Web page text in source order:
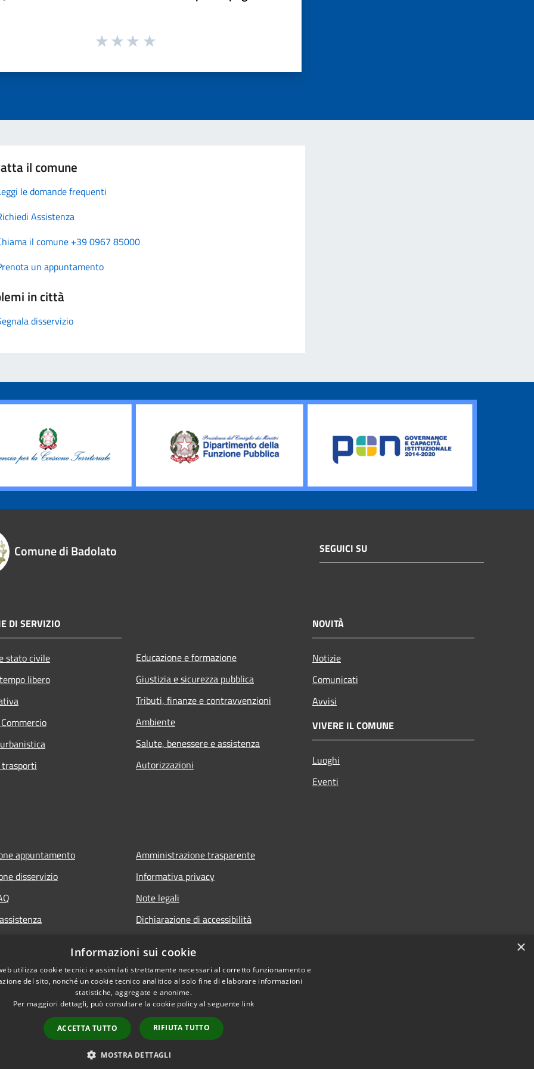
il comune
le domande frequenti
Assistenza
il comune +39 0967 85000
un appuntamento
in città
disservizio
Comune di Badolato SEGUICI SU
DI SERVIZIO
stato civile
libero
Educazione e formazione
Giustizia e sicurezza pubblica
Tributi, finanze e contravvenzioni
Ambiente
Salute, benessere e assistenza
Autorizzazioni
NOVITÀ
Notizie
Comunicati
Avvisi
VIVERE IL COMUNE
Luoghi
Eventi
appuntamento
disservizio
Amministrazione trasparente
Informativa privacy
Note legali
Dichiarazione di accessibilità
Copyright © 2026 • Comune di Badolato • Powered by
×
Informazioni sui cookie
utilizza cookie tecnici e assimilati strettamente necessari al corretto funzionamento e
del sito, nonché un cookie tecnico analitico al solo fine di elaborare informazioni
statistiche, aggregate e anonime.
Per maggiori dettagli, può consultare la cookie policy al seguente link
ACCETTA TUTTO RIFIUTA TUTTO
MOSTRA DETTAGLI